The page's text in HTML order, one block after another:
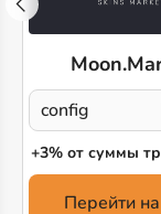
config
+3% от суммы
Перейти